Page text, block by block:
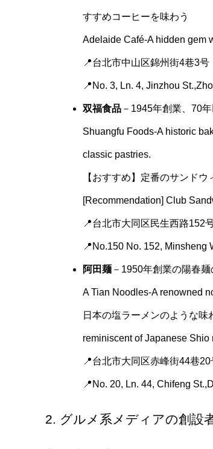
すすめコーヒーを味わう
Adelaide Café-A hidden gem
📍台北市中山区錦州街4巷3号
📍No. 3, Ln. 4, Jinzhou
双福食品 －1945年創業、70
Shuangfu Foods-A historic
classic pastries.
【おすすめ】定番のサンドウ
[Recommendation] Club
📍台北市大同区民生西路152
📍No.150 No. 152, Minsheng
阿田麺 －1950年創業の陽春
A Tian Noodles-A renowned
日本の塩ラーメンのような味
reminiscent of Japanese Shio
📍台北市大同区赤峰街44巷20
📍No. 20, Ln. 44, Chifeng
2. グルメ系メディアの創設